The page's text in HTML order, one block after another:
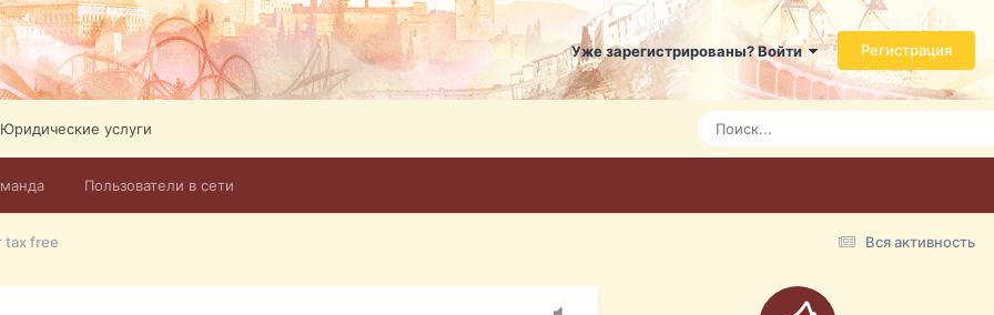
Уже зарегистрированы? Войти Регистрация
Пользователи в сети
Юридические услуги
Вся активность
tax free
7 Mar 3:21
форума?т из э
в оформлении документов, то мы поможем Вам! Паспорт гражданина
идентификационный код инн, гражданство Украины, вид на жительство,